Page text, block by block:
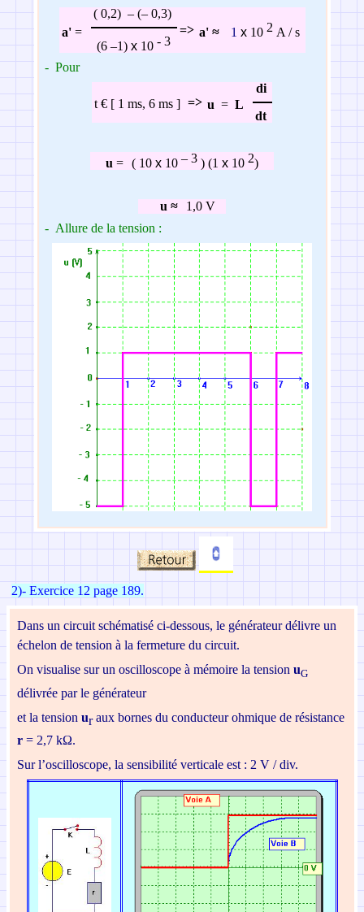
a' =
( 0,2) –(–0,3)
(6 –1) x 10 - 3
=> a' ≈ 1 x102 A / s
- Pour
t € [ 1 ms, 6 ms ] => u = L
di
dt
u = ( 10 x 10 – 3 ) (1 x 10 2)
u ≈
1,0 V
- Allure de la tension :
2)- Exercice 12 page 189.
Dans un circuit schématisé ci-dessous, le générateur délivre un
échelon de tension à la fermeture du circuit.
On visualise sur un oscilloscope à mémoire la tension uG
délivrée par le générateur
et la tension uraux bornes du conducteur ohmique de résistance
r = 2,7 kΩ.
Sur l’oscilloscope, la sensibilité verticale est : 2 V / div.